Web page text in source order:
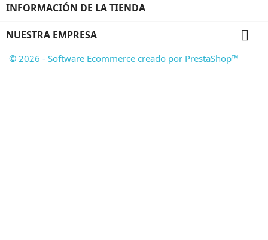
INFORMACIÓN DE LA TIENDA
NUESTRA EMPRESA 
© 2026 - Software Ecommerce creado por PrestaShop™